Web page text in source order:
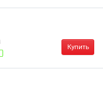
Купить